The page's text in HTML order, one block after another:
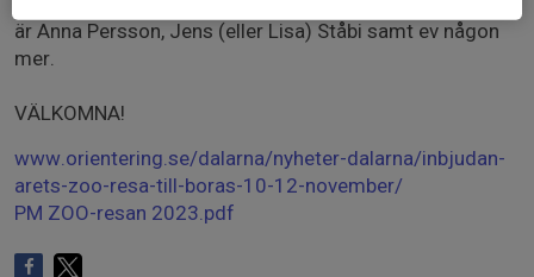
är Anna Persson, Jens (eller Lisa) Ståbi samt ev någon
mer.
VÄLKOMNA!
www.orientering.se/dalarna/nyheter-dalarna/inbjudan-
arets-zoo-resa-till-boras-10-12-november/
PM ZOO-resan 2023.pdf